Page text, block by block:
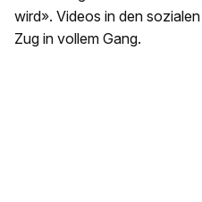
wird». Videos in den
Zug in vollem Gang.